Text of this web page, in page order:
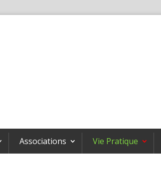
Associations Vie Pratique